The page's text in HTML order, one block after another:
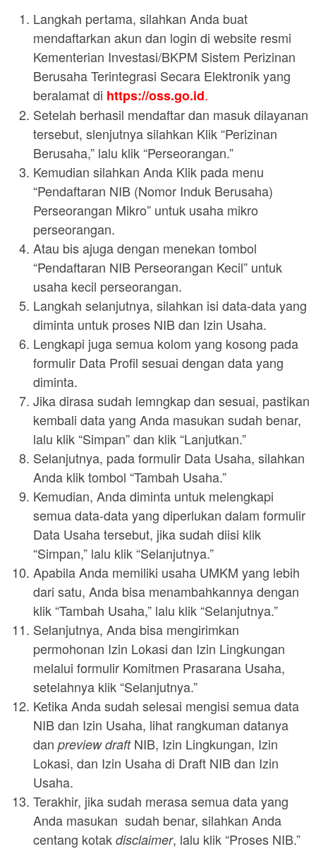
Langkah pertama, silahkan Anda buat
mendaftarkan akun dan login di website resmi
Kementerian Investasi/BKPM Sistem Perizinan
Berusaha Terintegrasi Secara Elektronik yang
beralamat di https://oss.go.id.
Setelah berhasil mendaftar dan masuk dilayanan
tersebut, slenjutnya silahkan Klik “Perizinan
Berusaha,” lalu klik “Perseorangan.”
Kemudian silahkan Anda Klik pada menu
“Pendaftaran NIB (Nomor Induk Berusaha)
Perseorangan Mikro” untuk usaha mikro
perseorangan.
Atau bis ajuga dengan menekan tombol
“Pendaftaran NIB Perseorangan Kecil” untuk
usaha kecil perseorangan.
Langkah selanjutnya, silahkan isi data-data yang
diminta untuk proses NIB dan Izin Usaha.
Lengkapi juga semua kolom yang kosong pada
formulir Data Profil sesuai dengan data yang
diminta.
Jika dirasa sudah lemngkap dan sesuai, pastikan
kembali data yang Anda masukan sudah benar,
lalu klik “Simpan” dan klik “Lanjutkan.”
Selanjutnya, pada formulir Data Usaha, silahkan
Anda klik tombol “Tambah Usaha.”
Kemudian, Anda diminta untuk melengkapi
semua data-data yang diperlukan dalam formulir
Data Usaha tersebut, jika sudah diisi klik
“Simpan,” lalu klik “Selanjutnya.”
Apabila Anda memiliki usaha UMKM yang lebih
dari satu, Anda bisa menambahkannya dengan
klik “Tambah Usaha,” lalu klik “Selanjutnya.”
Selanjutnya, Anda bisa mengirimkan
permohonan Izin Lokasi dan Izin Lingkungan
melalui formulir Komitmen Prasarana Usaha,
setelahnya klik “Selanjutnya.”
Ketika Anda sudah selesai mengisi semua data
NIB dan Izin Usaha, lihat rangkuman datanya
dan preview draft NIB, Izin Lingkungan, Izin
Lokasi, dan Izin Usaha di Draft NIB dan Izin
Usaha.
Terakhir, jika sudah merasa semua data yang
Anda masukan sudah benar, silahkan Anda
centang kotak disclaimer, lalu klik “Proses NIB.”